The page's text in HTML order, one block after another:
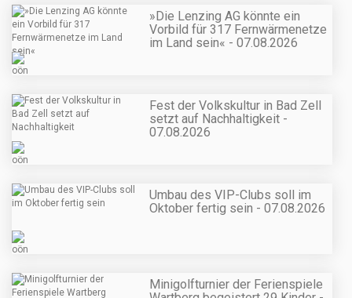
»Die Lenzing AG könnte ein
Vorbild für 317 Fernwärmenetze
im Land sein« - 07.08.2026
Fest der Volkskultur in Bad Zell
setzt auf Nachhaltigkeit -
07.08.2026
Umbau des VIP-Clubs soll im
Oktober fertig sein - 07.08.2026
Minigolfturnier der Ferienspiele